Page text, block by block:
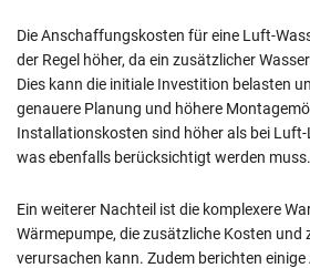
Die Anschaffungskosten für eine Luft-
der Regel höher, da ein zusätzlicher
Dies kann die initiale Investition belasten
genauere Planung und höhere
Installationskosten sind höher als bei
was ebenfalls berücksichtigt werden muss.
Ein weiterer Nachteil ist die komplexere
Wärmepumpe, die zusätzliche Kosten und
verursachen kann. Zudem berichten einige